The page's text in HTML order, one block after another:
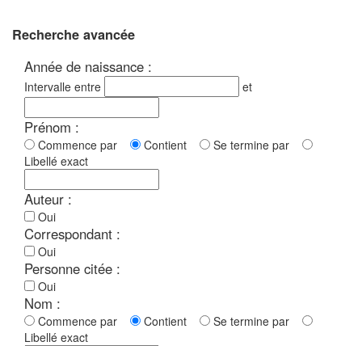
Recherche avancée
Année de naissance :
Intervalle entre et
Prénom :
Commence par Contient
Se termine par
Libellé exact
Auteur :
Oui
Correspondant :
Oui
Personne citée :
Oui
Nom :
Commence par Contient
Se termine par
Libellé exact